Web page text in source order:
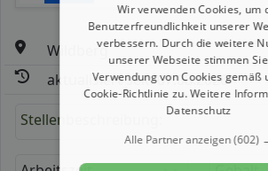
Wildberg
aktualisiert seit: 07.08.2026
Stellenbeschreibung:
Wir verwenden Cookies, um
Benutzerfreundlichkeit unserer
verbessern. Durch die weitere
unserer Webseite stimmen
Verwendung von Cookies gemäß
Cookie-Richtlinie zu.Weitere
Datenschutz
Alle Partner anzeigen(602)